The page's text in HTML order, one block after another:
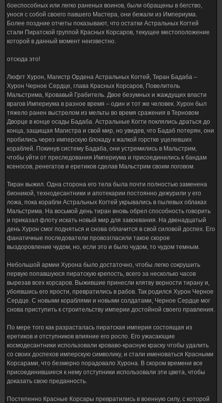
боеспособных или легко раненых воинов, были обращены в бегство,
унося с собой своего павшего Мастера, они бежали из Империума.
Более поздние отчеты показывают, что остатки Астральных Когтей
стали Пиратской группой Красных Корсаров, текущее местоположение
которой в данный момент неизвестно.
отсюда это!
Люфгт Хурон, Магистр Ордена Астральных Когтей, Тиран Бадаба –
Хурон Черное Сердце, глава Красных Корсаров, Повелитель
Мальстрима, Кровавый Грабитель. Двое безумных и жаждущих власти
врагов Империума в разное время – один и тот же человек. Хурон был
тяжело ранен выстрелом из мельты во время сражения в Терновом
Дворце в конце осады Бадаба. Астральные Когти поклялись драться до
конца, защищая Магистра и свой мир, но увидев, что Бадаб потерян, они
пробились через имперскую блокаду к жалкой горстке уцелевших
кораблей. Покинув систему Бадаба, они устремились в Мальстрим,
чтобы уйти от преследования Империума и присоединились к бандам
ксеносов, ренегатов и еретиков сделав Мальстрим своим логовом.
Тиран выжил. Одна сторона его тела была почти полностью заменена
бионикой, технодесантники и апотекарии постоянно дежурили у его
ложа, пока корабли Астральных Когтей укрывались в пылевых облаках
Мальстрима. На восьмой день тиран вновь обрел способность говорить
и приказал флоту искать новый мир для завоевания. На двенадцатый
день Хурон смог подняться и снова облачится в свой силовой доспех. Его
фанатичные последователи провозгласили такое скорое
выздоровление чудом, но, если это и было чудом, то чудом темным.
Небольшой армии Хурона было достаточно, чтобы легко сокрушить
первую попавшуюся пиратскую крепость, всего за несколько часов
вырезав всех корсаров. Выжившие принесли клятву верности тирану и,
убоявшись его ярости, превратились в рабов. Так родился Хурон Черное
Сердце. С новыми кораблями и новыми солдатами, Черное Сердце мог
снова приступить к строительству империи достойной своего правления.
По мере того как разрасталась пиратская империя состоящая из
еретиков и отступников влияние его росло. Его ужасающие
космодесантники использовали кроваво-красную краску чтобы удалить
со своих доспехов имперскую символику, и стали именоваться Красными
Корсарами, что безмерно порадовало Хурона. В скором времени все
присоединившиеся к нему отступники использовали эти цвета, чтобы
доказать свою преданность.
Постепенно Красные Корсары превратились в военную силу, с которой